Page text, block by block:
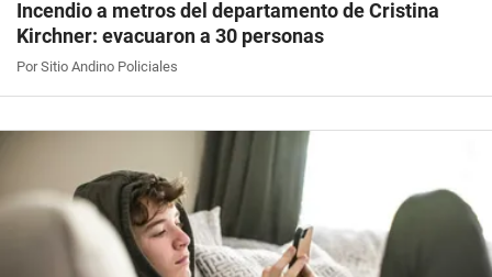
Incendio a metros del departamento de Cristina
Kirchner: evacuaron a 30 personas
Por Sitio Andino Policiales